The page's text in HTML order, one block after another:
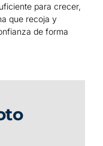
para crecer,
que recoja y
de forma